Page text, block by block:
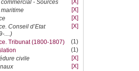
- Sources
[X]
[X]
[X]
Conseil d’Etat
....)
[X]
Tribunat (1800-1807)
(1)
(1)
civile
[X]
[X]